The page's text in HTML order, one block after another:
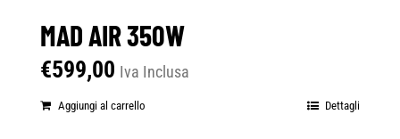
MAD AIR 350W
€599,00 Iva Inclusa
Aggiungi al carrello Dettagli